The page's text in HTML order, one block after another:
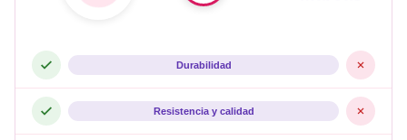
Durabilidad
Resistencia y calidad